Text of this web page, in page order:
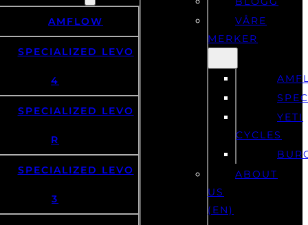
AMFLOW
SPECIALIZED LEVO
4
SPECIALIZED LEVO
R
SPECIALIZED LEVO
3
VÅRE
MERKER
YETI
CYCLES
ABOUT
US
(EN)